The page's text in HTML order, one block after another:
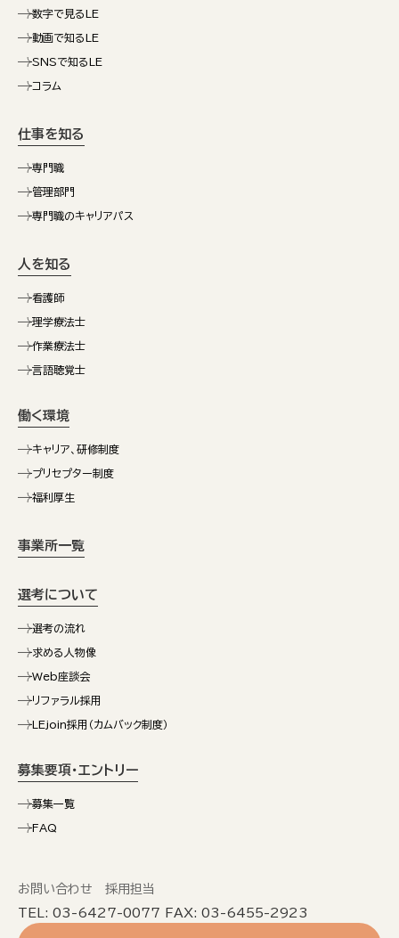
数字で見るLE
動画で知るLE
SNSで知るLE
コラム
仕事を知る
専門職
管理部門
専門職のキャリアパス
人を知る
看護師
理学療法士
作業療法士
言語聴覚士
働く環境
キャリア、研修制度
プリセプター制度
福利厚生
事業所一覧
選考について
選考の流れ
求める人物像
Web座談会
リファラル採用
LEjoin採用（カムバック制度）
募集要項・エントリー
募集一覧
FAQ
お問い合わせ 採用担当
TEL: 03-6427-0077 FAX: 03-6455-2923